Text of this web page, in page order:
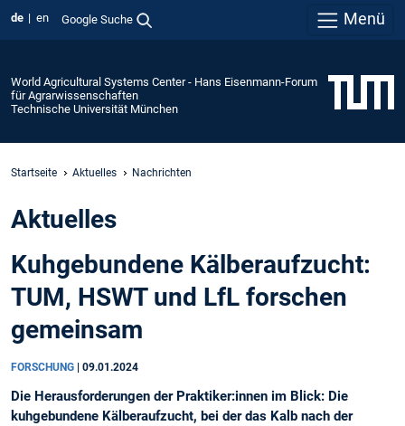
de en Google Suche Menü
World Agricultural Systems Center - Hans Eisenmann-Forum
für Agrarwissenschaften
Technische Universität München
Startseite Aktuelles Nachrichten
Aktuelles
Kuhgebundene Kälberaufzucht:
TUM, HSWT und LfL forschen
gemeinsam
FORSCHUNG 09.01.2024
Die Herausforderungen der Praktiker:innen im Blick: Die
kuhgebundene Kälberaufzucht, bei der das Kalb nach der